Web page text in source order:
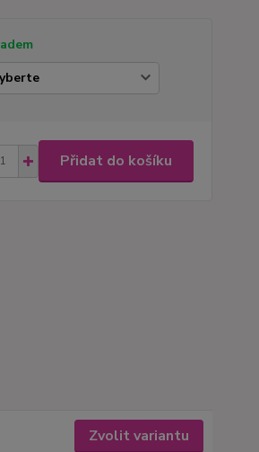
Přidat do košíku
Zvolit variantu